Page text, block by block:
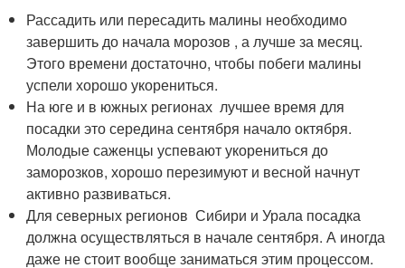
Рассадить или пересадить малины необходимо
завершить до начала морозов , а лучше за месяц.
Этого времени достаточно, чтобы побеги малины
успели хорошо укорениться.
На юге и в южных регионах лучшее время для
посадки это середина сентября начало октября.
Молодые саженцы успевают укорениться до
заморозков, хорошо перезимуют и весной начнут
активно развиваться.
Для северных регионов Сибири и Урала посадка
должна осуществляться в начале сентября. А иногда
даже не стоит вообще заниматься этим процессом.